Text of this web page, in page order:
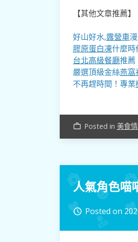
【其他文章推薦】
好山好水,露營車
膠原蛋白凍什麼時
台北高級餐廳推薦
嚴選頂級金絲燕窩
不再趕時間！專業
work_outline Posted in 美食
人氣角色喵
access_time Posted on